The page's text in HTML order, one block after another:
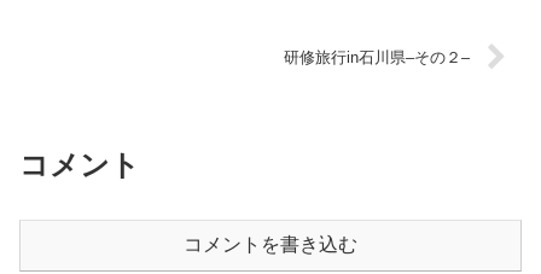
研修旅行in石川県–その２–
コメント
コメントを書き込む